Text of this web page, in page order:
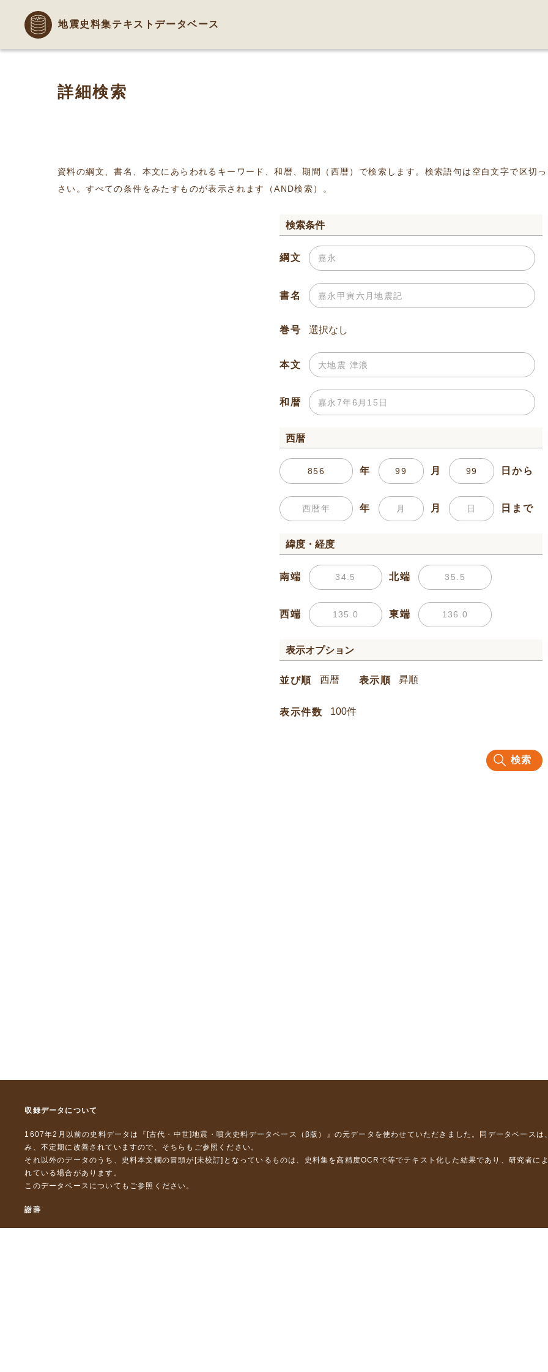
地震史料集テキストデータベース
詳細検索
資料の綱文、書名、本文にあらわれるキーワード、和暦、期間（西暦）で検索します。検索語句は空白文字で区切
さい。すべての条件をみたすものが表示されます（AND検索）。
検索条件
綱文
書名
巻号
本文
和暦
西暦
年 月 日から
年 月 日まで
緯度・経度
南端 北端
西端 東端
表示オプション
並び順 表示順
表示件数
検索
収録データについて
1607年2月以前の史料データは『 [古代・中世]地震・噴火史料データベース（β版）』 の元データを使わせていただきました。同データベース
み、不定期に改善されていますので、 そちら もご参照ください。
それ以外のデータのうち、史料本文欄の冒頭が[未校訂]となっているものは、史料集を高精度OCRで等でテキスト化した結果であり、研究者に
れている場合があります。
このデータベースについて もご参照ください。
謝辞